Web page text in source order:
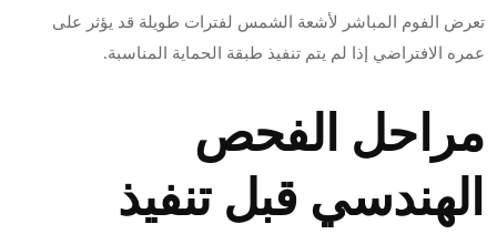
تعرض الفوم المباشر لأشعة الشمس لفترات طويلة قد يؤثر على
عمره الافتراضي إذا لم يتم تنفيذ طبقة الحماية المناسبة.
مراحل الفحص
الهندسي قبل تنفيذ